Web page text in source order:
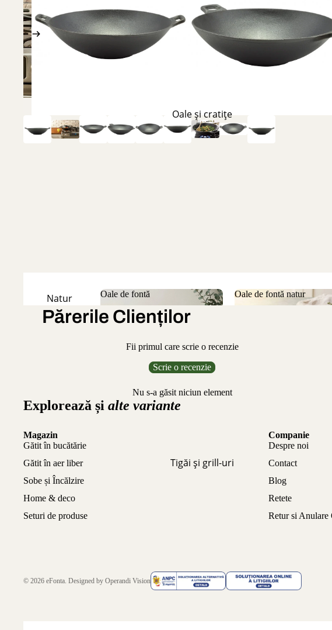
Discuri
de fontă
Oale și cratițe
Natur
Emailate
Oale de fontă
Oale de fontă
Oale de fontă natur
Tigăi și grill-uri
Părerile Clienților
Fii primul care scrie o recenzie
Scrie o recenzie
Nu s-a găsit niciun element
Explorează și alte variante
Magazin
Gătit în bucătărie
Gătit în aer liber
Sobe și Încălzire
Home & deco
Seturi de produse
Companie
Despre noi
Contact
Blog
Retete
Retur si Anulare
© 2026 eFonta. Designed by Operandi Vision